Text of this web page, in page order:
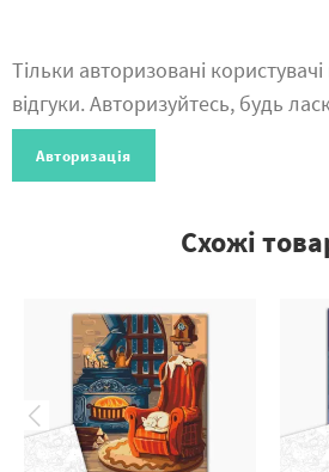
Тільки авторизовані
відгуки. Авторизуйтесь, будь
Авторизація
Схожі